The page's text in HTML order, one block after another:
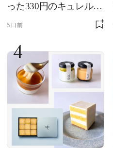
った330円のキュレル名
5日前
4